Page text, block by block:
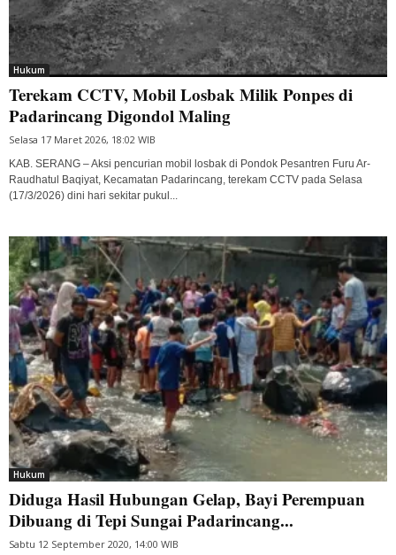
Hukum
Terekam CCTV, Mobil Losbak Milik Ponpes di
Padarincang Digondol Maling
Selasa 17 Maret 2026, 18:02 WIB
KAB. SERANG – Aksi pencurian mobil losbak di Pondok Pesantren Furu Ar-
Raudhatul Baqiyat, Kecamatan Padarincang, terekam CCTV pada Selasa
(17/3/2026) dini hari sekitar pukul...
Hukum
Diduga Hasil Hubungan Gelap, Bayi Perempuan
Dibuang di Tepi Sungai Padarincang...
Sabtu 12 September 2020, 14:00 WIB